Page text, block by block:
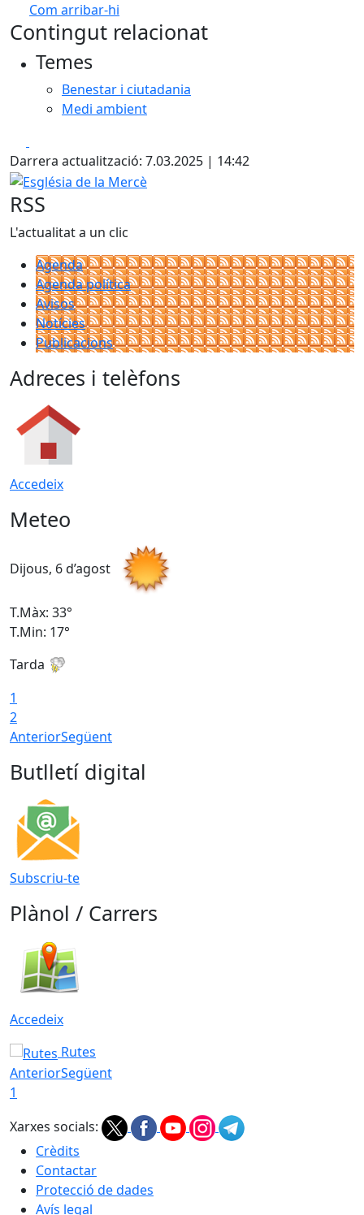
Com arribar-hi
+
Contingut relacionat
Temes
Benestar i ciutadania
Medi ambient
Darrera actualització: 7.03.2025 | 14:42
Església de la Mercè
RSS
L'actualitat a un clic
Agenda
Agenda política
Avisos
Notícies
Publicacions
Adreces i telèfons
Accedeix
Meteo
Dijous, 6 d’agost
T.Màx: 33°
T.Min: 17°
Tarda
1
2
AnteriorSegüent
Butlletí digital
Subscriu-te
Plànol / Carrers
Accedeix
Rutes
AnteriorSegüent
1
Xarxes socials:
Crèdits
Contactar
Protecció de dades
Avís legal